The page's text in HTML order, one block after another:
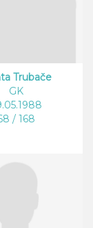
Trubače
GK
/ 168